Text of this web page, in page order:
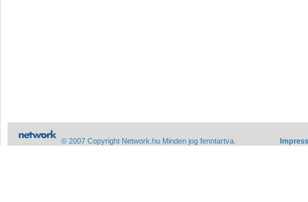
© 2007 Copyright Network.hu Minden jog fenntartva.